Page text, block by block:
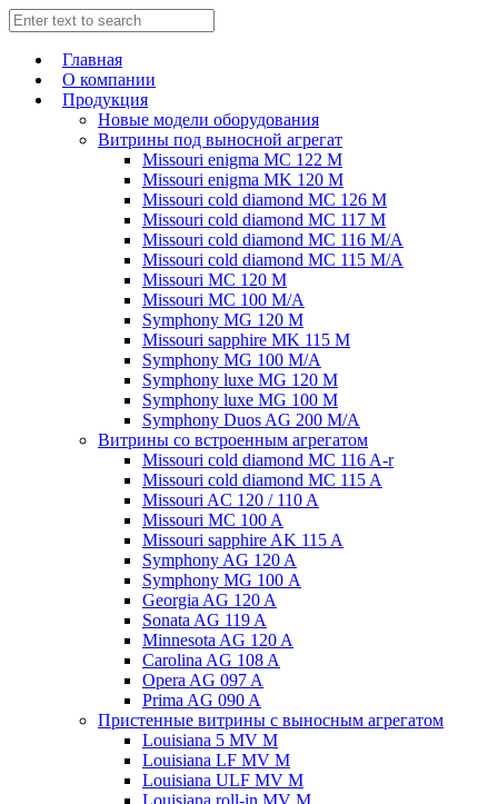
Главная
О компании
Продукция
Новые модели оборудования
Витрины под выносной агрегат
Missouri enigma MC 122 M
Missouri enigma MK 120 M
Missouri cold diamond MC 126 M
Missouri cold diamond MC 117 M
Missouri cold diamond MC 116 M/A
Missouri cold diamond MC 115 M/A
Missouri MC 120 M
Missouri MC 100 M/A
Symphony MG 120 M
Missouri sapphire MK 115 M
Symphony MG 100 M/А
Symphony luxe MG 120 M
Symphony luxe MG 100 M
Symphony Duos AG 200 M/A
Витрины со встроенным агрегатом
Missouri cold diamond MC 116 A-r
Missouri cold diamond MC 115 A
Missouri AC 120 / 110 A
Missouri MC 100 A
Missouri sapphire AK 115 A
Symphony AG 120 A
Symphony MG 100 А
Georgia AG 120 A
Sonata AG 119 A
Minnesota AG 120 A
Carolina AG 108 A
Opera AG 097 A
Prima AG 090 A
Пристенные витрины с выносным агрегатом
Louisiana 5 MV M
Louisiana LF MV M
Louisiana ULF MV M
Louisiana roll-in MV M